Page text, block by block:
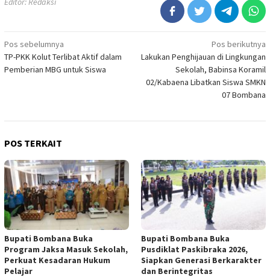
Navigasi
pos
Pos sebelumnya
TP-PKK Kolut Terlibat Aktif dalam
Pemberian MBG untuk Siswa
Pos berikutnya
Lakukan Penghijauan di Lingkungan
Sekolah, Babinsa Koramil
02/Kabaena Libatkan Siswa SMKN
07 Bombana
POS TERKAIT
Bupati Bombana Buka
Program Jaksa Masuk Sekolah,
Perkuat Kesadaran Hukum
Pelajar
Bupati Bombana Buka
Pusdiklat Paskibraka 2026,
Siapkan Generasi Berkarakter
dan Berintegritas